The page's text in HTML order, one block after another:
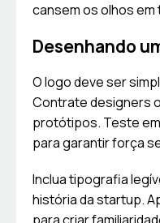
cansem os olhos em
Desenhando
O logo deve ser
Contrate designers
protótipos. Teste
para garantir força
Inclua tipografia
história da startup.